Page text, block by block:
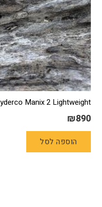
Manix 2 Lightweight
₪890
הוספה לסל